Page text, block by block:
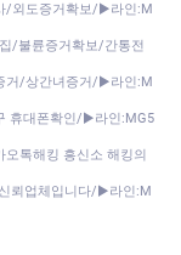
/외도증거확보/▶️라인:M
/불륜증거확보/간통전
거/상간녀증거/▶️라인:M
휴대폰확인/▶️라인:MG5
톡해킹 흥신소 해킹의
뢰업체입니다/▶️라인:M